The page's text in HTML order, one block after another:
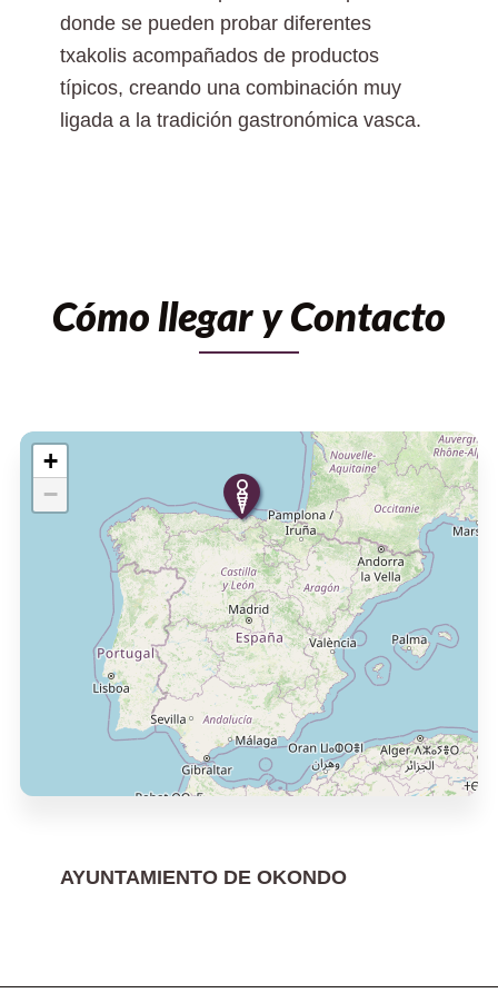
donde se pueden probar diferentes
txakolis acompañados de productos
típicos, creando una combinación muy
ligada a la tradición gastronómica vasca.
Cómo llegar y Contacto
+
−
AYUNTAMIENTO DE OKONDO